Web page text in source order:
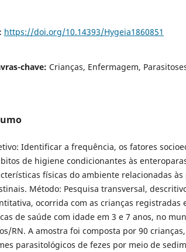
https://doi.org/10.14393/Hygeia1860851
chave: Crianças, Enfermagem,
Identificar a frequência, os fatores
de higiene condicionantes às
físicas do ambiente relacionadas às
Método: Pesquisa transversal,
ocorrida com as crianças registradas
de saúde com idade em 3 e 7 anos, no
RN. A amostra foi composta por 90
parasitológicos de fezes por meio de